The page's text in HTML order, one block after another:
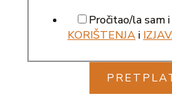
Pročitao/la sam
KORIŠTENJAi